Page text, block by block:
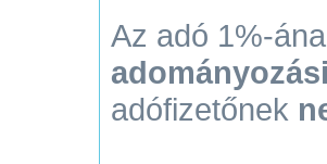
Az adó 1%-
adófizetőnek